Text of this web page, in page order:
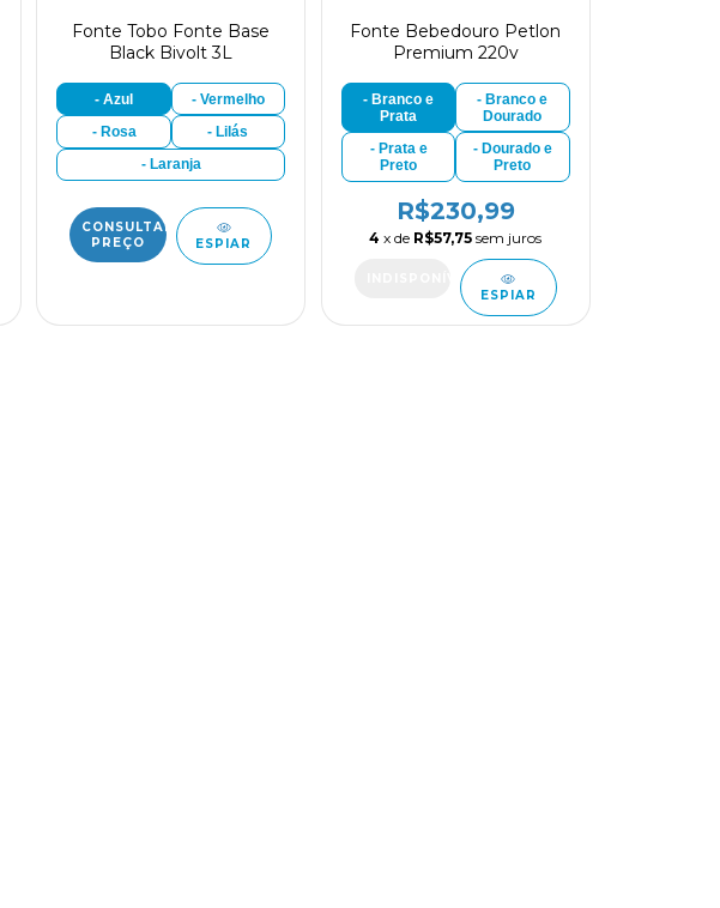
Fonte Tobo Fonte Base
Black Bivolt 3L
- Azul
- Vermelho
- Rosa
- Lilás
- Laranja
CONSULTAR
PREÇO
ESPIAR
Fonte Bebedouro Petlon
Premium 220v
- Branco e
Prata
- Branco e
Dourado
- Prata e
Preto
- Dourado e
Preto
R$230,99
4 x de R$57,75 sem juros
ESPIAR